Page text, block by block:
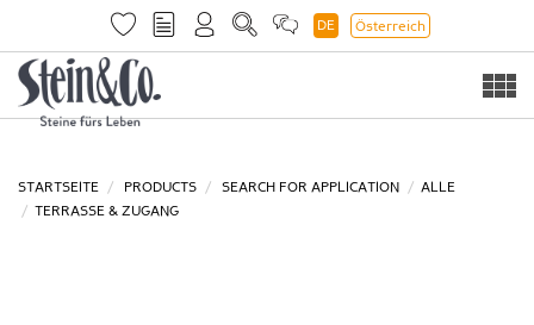
DE Österreich
STARTSEITE PRODUCTS SEARCH FOR APPLICATION
ALLE
TERRASSE & ZUGANG